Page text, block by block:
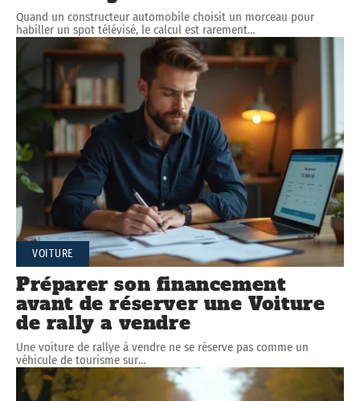
Quand un constructeur automobile choisit un morceau pour
habiller un spot télévisé, le calcul est rarement…
VOITURE
Préparer son financement
avant de réserver une Voiture
de rally a vendre
Une voiture de rallye à vendre ne se réserve pas comme un
véhicule de tourisme sur…